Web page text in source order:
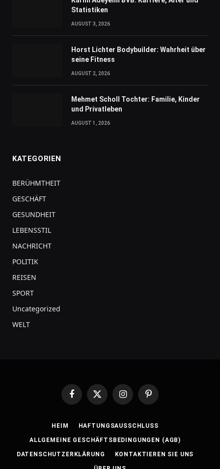
Statistiken
AUGUST 3, 2026
Horst Lichter Bodybuilder: Wahrheit über
seine Fitness
AUGUST 2, 2026
Mehmet Scholl Tochter: Familie, Kinder
und Privatleben
AUGUST 1, 2026
KATEGORIEN
BERÜHMTHEIT
GESCHÄFT
GESUNDHEIT
LEBENSSTIL
NACHRICHT
POLITIK
REISEN
SPORT
Uncategorized
WELT
FacebookX
(Twitter)
InstagramPinterest
HEIM HAFTUNGSAUSSCHLUSS
ALLGEMEINE GESCHÄFTSBEDINGUNGEN (AGB)
DATENSCHUTZERKLÄRUNG KONTAKTIEREN SIE UNS